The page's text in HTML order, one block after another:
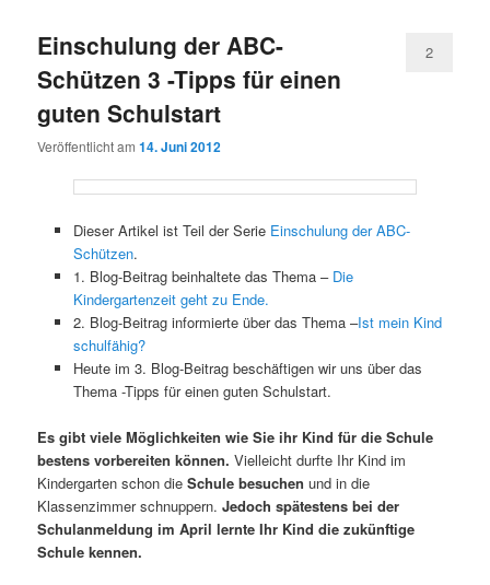
Einschulung der ABC-
Schützen 3 -Tipps für einen
guten Schulstart
Veröffentlicht am14. Juni 2012
2
Dieser Artikel ist Teil der Serie Einschulung der ABC-
Schützen.
1. Blog-Beitrag beinhaltete das Thema – Die
Kindergartenzeit geht zu Ende.
2. Blog-Beitrag informierte über das Thema –Ist mein Kind
schulfähig?
Heute im 3. Blog-Beitrag beschäftigen wir uns über das
Thema -Tipps für einen guten Schulstart.
Es gibt viele Möglichkeiten wie Sie ihr Kind für die Schule
bestens vorbereiten können. Vielleicht durfte Ihr Kind im
Kindergarten schon dieSchule besuchen und in die
Klassenzimmer schnuppern.Jedoch spätestens bei der
Schulanmeldung im April lernte Ihr Kind die zukünftige
Schule kennen.